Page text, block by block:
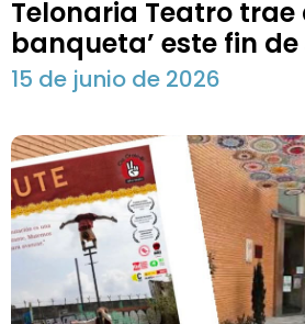
Telonaria Teatro trae
banqueta’ este fin
15 de junio de 2026